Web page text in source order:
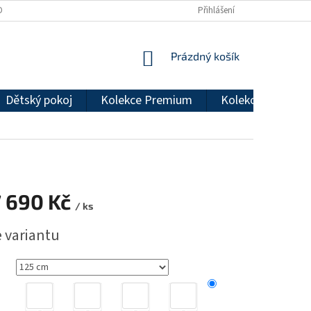
OCHRANY OSOBNÍCH ÚDAJŮ REKLAMAČNÍ ŘÁD
Přihlášení
NÁKUPNÍ
Prázdný košík
Dětský pokoj Kolekce Premium Kolekce
690 Kč / ks
variantu